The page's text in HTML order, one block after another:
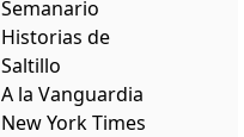
Semanario
Historias de
Saltillo
A la Vanguardia
New York Times